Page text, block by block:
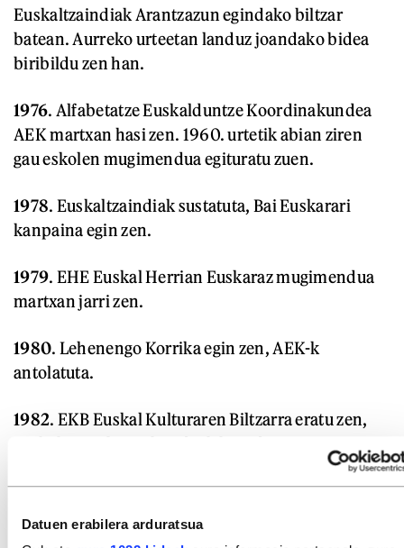
Datuen erabilera arduratsua
Euskaltzaindiak Arantzazun egindako biltzar
batean. Aurreko urteetan landuz joandako bidea
biribildu zen han.
1976. Alfabetatze Euskalduntze Koordinakundea
AEK martxan hasi zen. 1960. urtetik abian ziren
gau eskolen mugimendua egituratu zuen.
1978. Euskaltzaindiak sustatuta, Bai Euskarari
kanpaina egin zen.
1979. EHE Euskal Herrian Euskaraz mugimendua
martxan jarri zen.
1980. Lehenengo Korrika egin zen, AEK-k
antolatuta.
1982. EKB Euskal Kulturaren Biltzarra eratu zen,
1990
. Egunkaria Sortzen ekinbidea martxan jarri